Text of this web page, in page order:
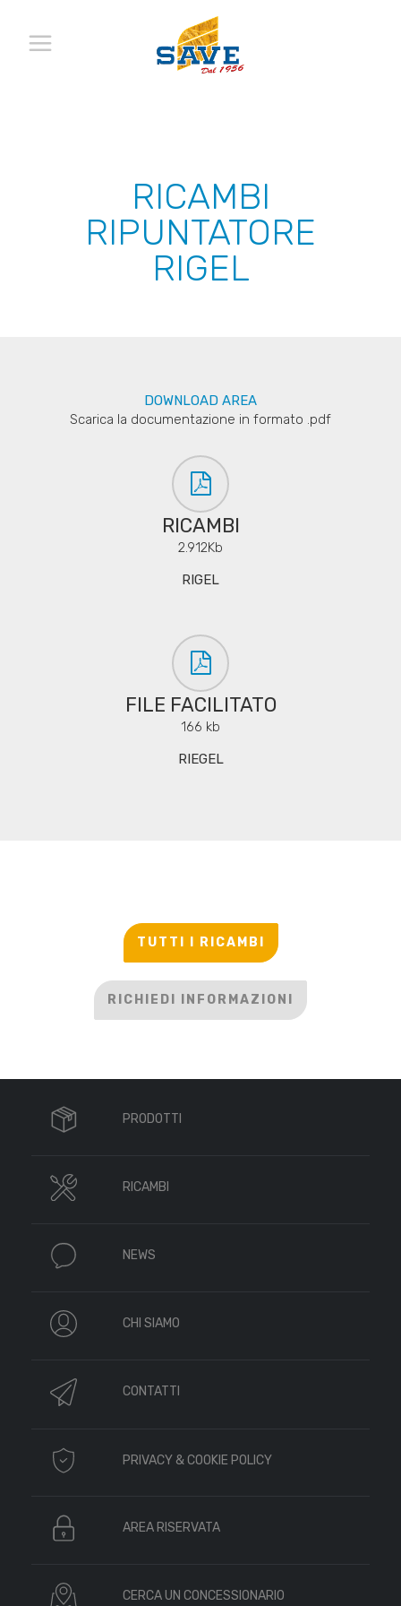
RICAMBI
RIPUNTATORE
RIGEL
DOWNLOAD AREA
Scarica la documentazione in formato .pdf
RICAMBI
2.912Kb
RIGEL
FILE FACILITATO
166 kb
RIEGEL
TUTTI I RICAMBI
RICHIEDI INFORMAZIONI
PRODOTTI
RICAMBI
NEWS
CHI SIAMO
CONTATTI
PRIVACY & COOKIE POLICY
AREA RISERVATA
CERCA UN CONCESSIONARIO